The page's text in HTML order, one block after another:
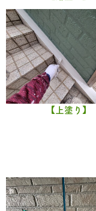
【上塗り】